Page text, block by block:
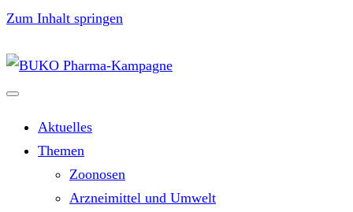
Zum Inhalt springen
Aktuelles
Themen
Zoonosen
Arzneimittel und Umwelt